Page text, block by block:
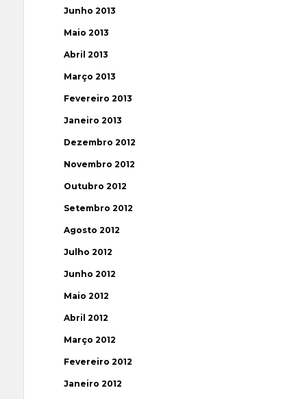
Junho 2013
Maio 2013
Abril 2013
Março 2013
Fevereiro 2013
Janeiro 2013
Dezembro 2012
Novembro 2012
Outubro 2012
Setembro 2012
Agosto 2012
Julho 2012
Junho 2012
Maio 2012
Abril 2012
Março 2012
Fevereiro 2012
Janeiro 2012